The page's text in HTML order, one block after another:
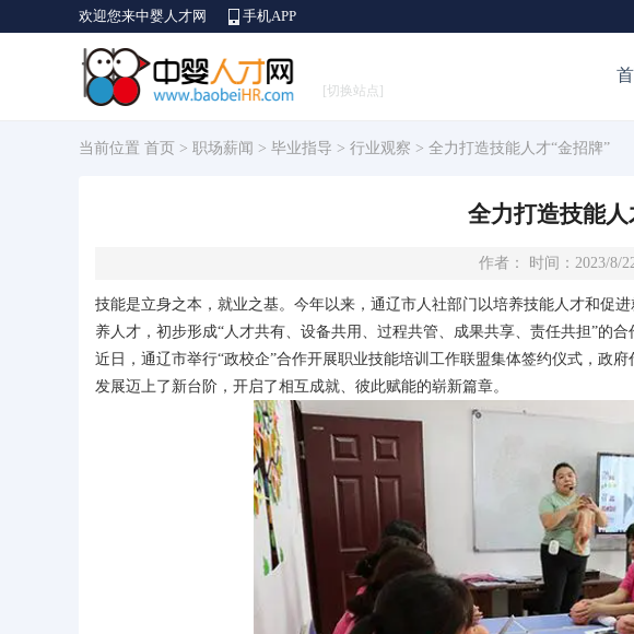
欢迎您来中婴人才网 手机APP
[切换站点]
当前位置 首页 > 职场薪闻 > 毕业指导 > 行业观察 > 全力打造技能人才“金招牌”
全力打造技能
作者： 时间：2023/8/
技能是立身之本，就业之基。今年以来，通辽市人社部门以培养技能人才和促
养人才，初步形成“人才共有、设备共用、过程共管、成果共享、责任共担”的
近日，通辽市举行“政校企”合作开展职业技能培训工作联盟集体签约仪式，政
发展迈上了新台阶，开启了相互成就、彼此赋能的崭新篇章。